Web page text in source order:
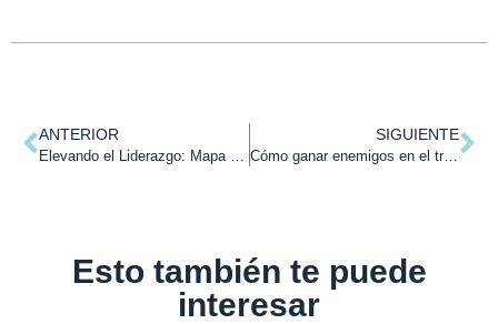
ANTERIOR SIGUIENTE
Cómo ganar enemigos en el trabajo: una guía irónica para ser un líder tóxico.
Esto también te puede
interesar